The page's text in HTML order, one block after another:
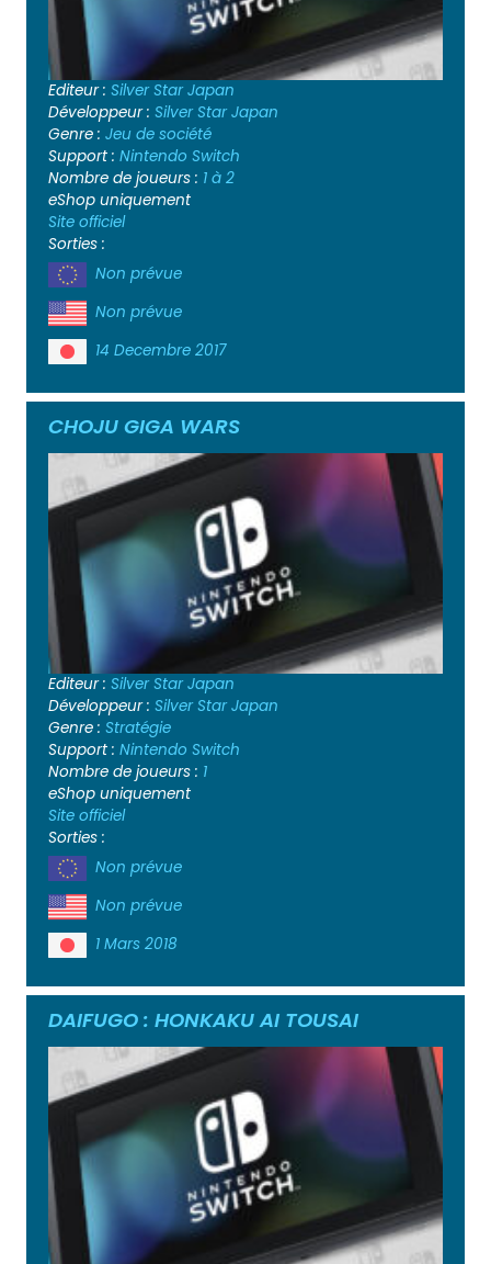
Editeur : Silver Star Japan
Développeur : Silver Star Japan
Genre : Jeu de société
Support : Nintendo Switch
Nombre de joueurs : 1 à 2
eShop uniquement
Site officiel
Sorties :
Non prévue
Non prévue
14 Decembre 2017
CHOJU GIGA WARS
Editeur : Silver Star Japan
Développeur : Silver Star Japan
Genre : Stratégie
Support : Nintendo Switch
Nombre de joueurs : 1
eShop uniquement
Site officiel
Sorties :
Non prévue
Non prévue
1 Mars 2018
DAIFUGO : HONKAKU AI TOUSAI